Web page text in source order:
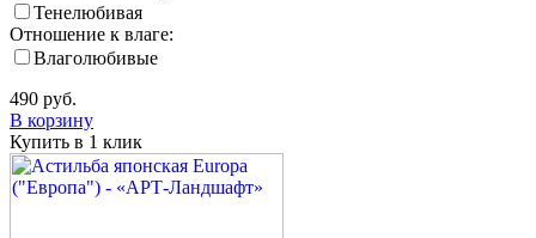
Тенелюбивая
Отношение к влаге:
Влаголюбивые
490 руб.
В корзину
Купить в 1 клик